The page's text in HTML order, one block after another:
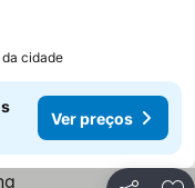
cidade
Ver preços